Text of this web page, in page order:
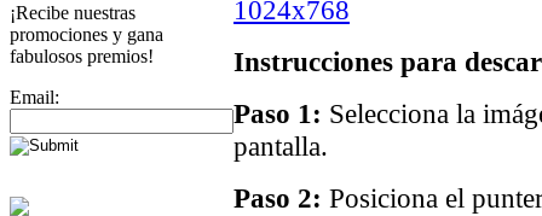
¡Recibe nuestras
promociones y gana
fabulosos premios!
Email:
1024x768
Instrucciones para
Paso 1: Selecciona la
pantalla.
Paso 2: Posiciona el